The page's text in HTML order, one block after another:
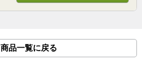
商品一覧に戻る